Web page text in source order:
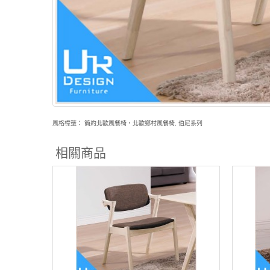
風格標籤： 簡約北歐風餐椅，北歐鄉村風餐椅, 伯尼系列
相關商品